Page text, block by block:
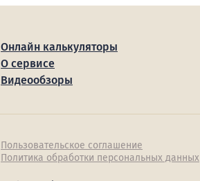
Онлайн калькуляторы
О сервисе
Видеообзоры
Пользовательское соглашение
Политика обработки персональных данных